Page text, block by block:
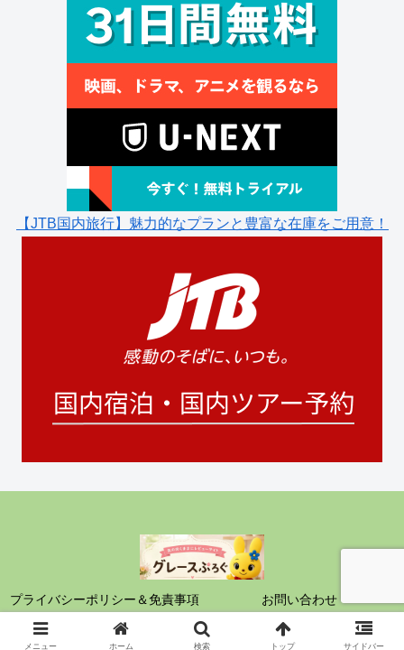
【JTB国内旅行】魅力的なプランと豊富な在庫をご用意！
プライバシーポリシー＆免責事項 お問い合わせ
© 2021 グレースぶろぐ.
メニュー ホーム 検索 トップ サイドバー